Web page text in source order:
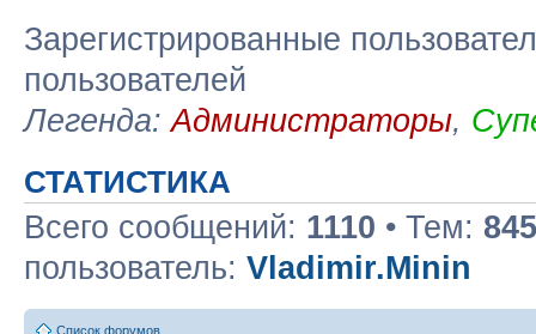
Зарегистрированные
пользователей
Легенда:Администраторы,
СТАТИСТИКА
Всего сообщений: 1110 • Тем: 845
пользователь: Vladimir.Minin
Список форумов